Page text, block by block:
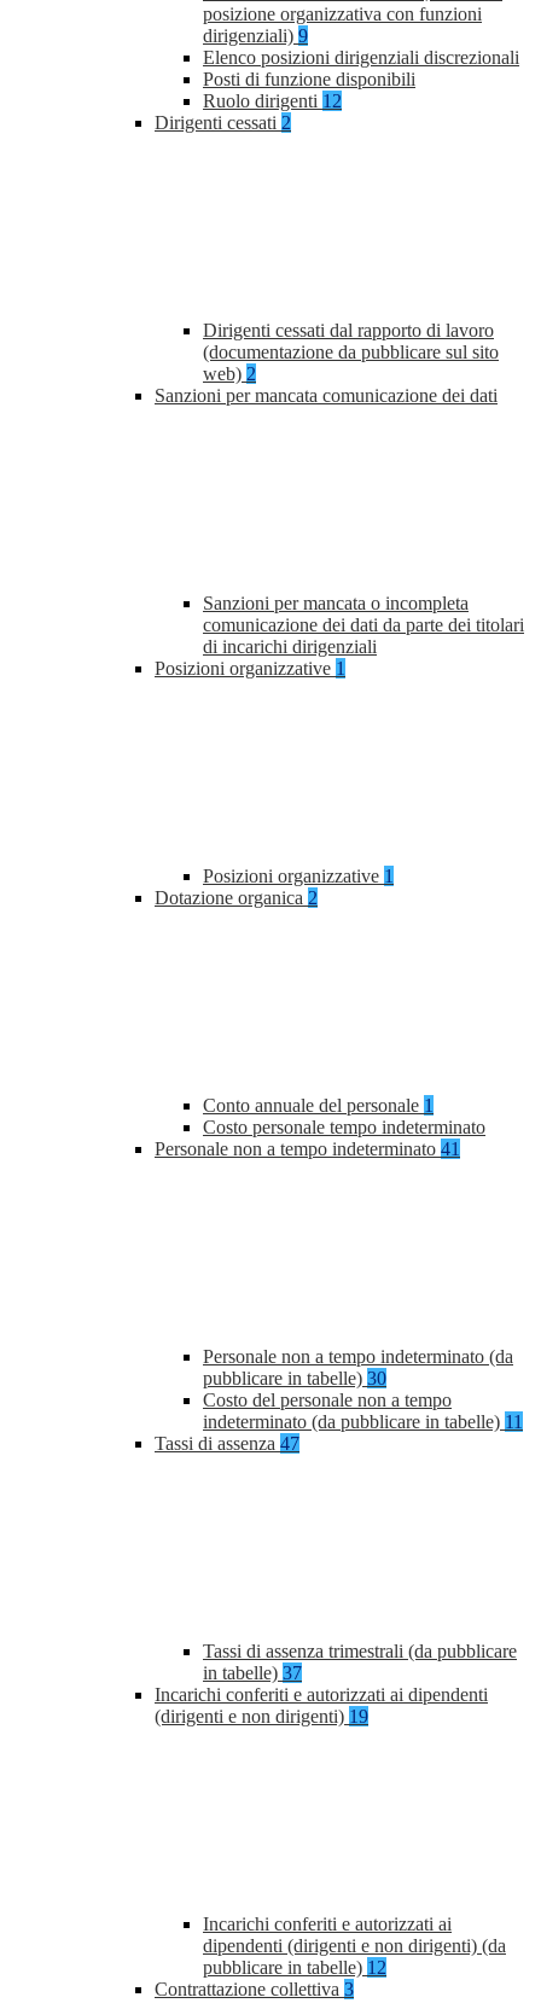
posizione organizzativa con funzioni
dirigenziali) 9
Elenco posizioni dirigenziali discrezionali
Posti di funzione disponibili
Ruolo dirigenti 12
Dirigenti cessati 2
Dirigenti cessati dal rapporto di lavoro
(documentazione da pubblicare sul sito
web) 2
Sanzioni per mancata comunicazione dei dati
Sanzioni per mancata o incompleta
comunicazione dei dati da parte dei titolari
di incarichi dirigenziali
Posizioni organizzative 1
Posizioni organizzative 1
Dotazione organica 2
Conto annuale del personale 1
Costo personale tempo indeterminato
Personale non a tempo indeterminato 41
Personale non a tempo indeterminato (da
pubblicare in tabelle) 30
Costo del personale non a tempo
indeterminato (da pubblicare in tabelle) 11
Tassi di assenza 47
Tassi di assenza trimestrali (da pubblicare
in tabelle) 37
Incarichi conferiti e autorizzati ai dipendenti
(dirigenti e non dirigenti) 19
Incarichi conferiti e autorizzati ai
dipendenti (dirigenti e non dirigenti) (da
pubblicare in tabelle) 12
Contrattazione collettiva 3